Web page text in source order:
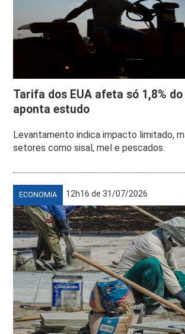
Tarifa dos EUA afeta só 1,8%
aponta estudo
Levantamento indica impacto limitado,
setores como sisal, mel e pescados.
ECONOMIA 12h16 de 31/07/2026